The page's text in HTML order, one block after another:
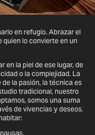
en refugio. Abrazar el
quien lo convierte en un
en la piel de ese lugar, de
o la complejidad. La
la pasión, la técnica es
tradicional, nuestro
somos una suma
de vivencias y deseos.